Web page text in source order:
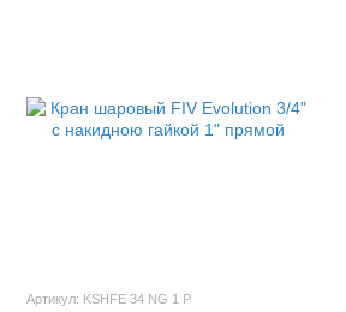
Артикул: KSHFE 34 NG 1 P